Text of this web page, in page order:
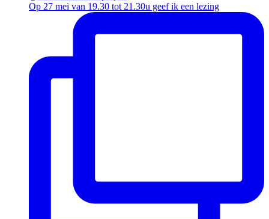
Op 27 mei van 19.30 tot 21.30u geef ik een lezing